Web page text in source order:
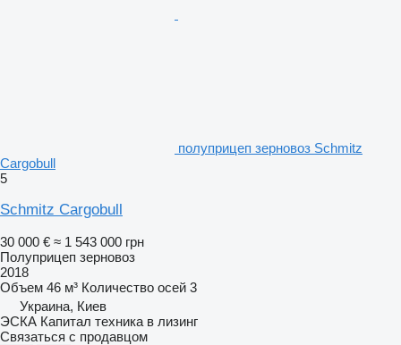
полуприцеп зерновоз Schmitz
Cargobull
5
Schmitz Cargobull
30 000 € ≈ 1 543 000 грн
Полуприцеп зерновоз
2018
Объем 46 м³ Количество осей 3
Украина, Киев
ЭСКА Капитал техника в лизинг
Связаться с продавцом